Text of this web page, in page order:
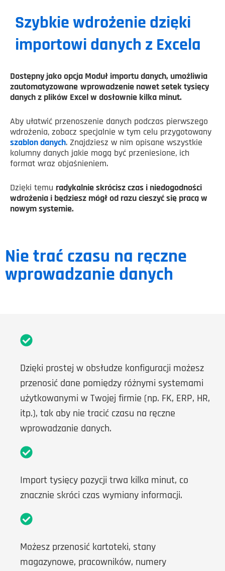
Szybkie wdrożenie dzięki
importowi danych z Excela
Dostępny jako opcja Moduł importu danych, umożliwia
zautomatyzowane wprowadzenie nawet setek tysięcy
danych z plików Excel w dosłownie kilka minut.
Aby ułatwić przenoszenie danych podczas pierwszego
wdrożenia, zobacz specjalnie w tym celu przygotowany
szablon danych. Znajdziesz w nim opisane wszystkie
kolumny danych jakie mogą być przeniesione, ich
format wraz objaśnieniem.
Dzięki temu radykalnie skrócisz czas i niedogodności
wdrożenia i będziesz mógł od razu cieszyć się pracą w
nowym systemie.
Nie trać czasu na ręczne
wprowadzanie danych
Dzięki prostej w obsłudze konfiguracji możesz
przenosić dane pomiędzy różnymi systemami
użytkowanymi w Twojej firmie (np. FK, ERP, HR,
itp.), tak aby nie tracić czasu na ręczne
wprowadzanie danych.
Import tysięcy pozycji trwa kilka minut, co
znacznie skróci czas wymiany informacji.
Możesz przenosić kartoteki, stany
magazynowe, pracowników, numery